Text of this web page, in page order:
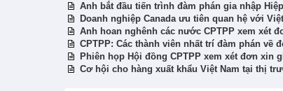
Anh bắt đầu tiến trình đàm phán gia nhập
Doanh nghiệp Canada ưu tiên quan hệ với
Anh hoan nghênh các nước CPTPP xem xét
CPTPP: Các thành viên nhất trí đàm phán về
Phiên họp Hội đồng CPTPP xem xét đơn xin
Cơ hội cho hàng xuất khẩu Việt Nam tại thị